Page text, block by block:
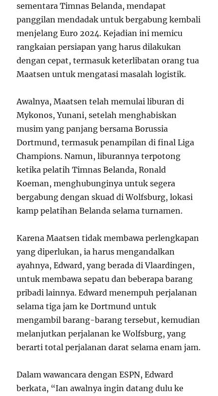
sementara Timnas Belanda, mendapat
panggilan mendadak untuk bergabung kembali
menjelang Euro 2024. Kejadian ini memicu
rangkaian persiapan yang harus dilakukan
dengan cepat, termasuk keterlibatan orang tua
Maatsen untuk mengatasi masalah logistik.
Awalnya, Maatsen telah memulai liburan di
Mykonos, Yunani, setelah menghabiskan
musim yang panjang bersama Borussia
Dortmund, termasuk penampilan di final Liga
Champions. Namun, liburannya terpotong
ketika pelatih Timnas Belanda, Ronald
Koeman, menghubunginya untuk segera
bergabung dengan skuad di Wolfsburg, lokasi
kamp pelatihan Belanda selama turnamen.
Karena Maatsen tidak membawa perlengkapan
yang diperlukan, ia harus mengandalkan
ayahnya, Edward, yang berada di Vlaardingen,
untuk membawa sepatu dan beberapa barang
pribadi lainnya. Edward menempuh perjalanan
selama tiga jam ke Dortmund untuk
mengambil barang-barang tersebut, kemudian
melanjutkan perjalanan ke Wolfsburg, yang
berarti total perjalanan darat selama enam jam.
Dalam wawancara dengan ESPN, Edward
berkata, “Ian awalnya ingin datang dulu ke